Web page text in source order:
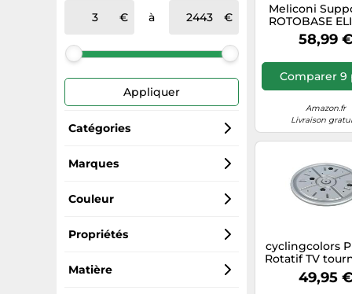
à
Appliquer
Catégories
Meubles TV
Supports TV
Accessoires électroménager cuisine
Supports pour moniteur
Marques
Generic Sports
Meliconi
Cyclingcolors
Couleur
Noir
Argenté
Propriétés
Rotatif
Matière
Meliconi
ROTOBASE
Rotatif 360°,
Verre trempé,
58,99 €
Comparer 9
Amazon.fr
Livraison
cyclingcolors
Rotatif TV
Bille Rond
roulement à
49,95 €